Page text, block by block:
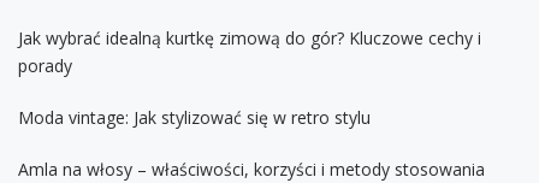
Jak wybrać idealną kurtkę zimową do gór? Kluczowe cechy i
porady
Moda vintage: Jak stylizować się w retro stylu
Amla na włosy – właściwości, korzyści i metody stosowania